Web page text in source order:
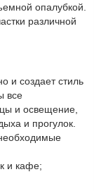
опалубкой.
различной
и создает стиль
все
и освещение,
и прогулок.
и кафе;